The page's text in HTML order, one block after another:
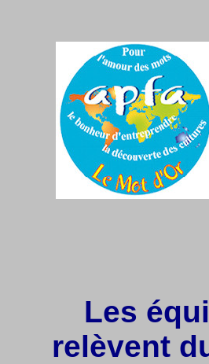
Les
relèvent